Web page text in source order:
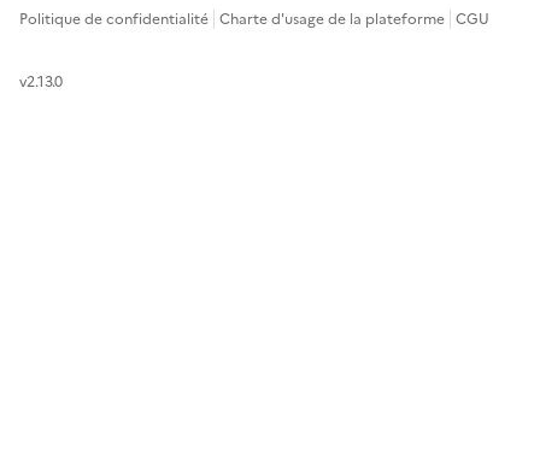
Politique de confidentialité Charte d'usage de la plateforme CGU
v2.13.0